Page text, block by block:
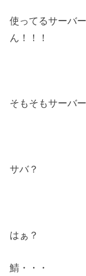
使ってるサーバ
ん！！！
そもそもサーバ
サバ？
はぁ？
鯖・・・